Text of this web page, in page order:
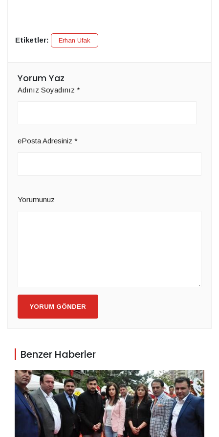
Etiketler: Erhan Ufak
Yorum Yaz
Adınız Soyadınız *
ePosta Adresiniz *
Yorumunuz
YORUM GÖNDER
Benzer Haberler